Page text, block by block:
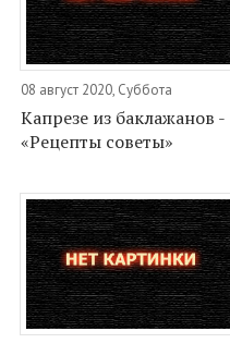
08 август 2020, Суббота
Капрезе из баклажанов -
«Рецепты советы»